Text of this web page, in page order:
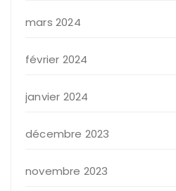
mars 2024
février 2024
janvier 2024
décembre 2023
novembre 2023